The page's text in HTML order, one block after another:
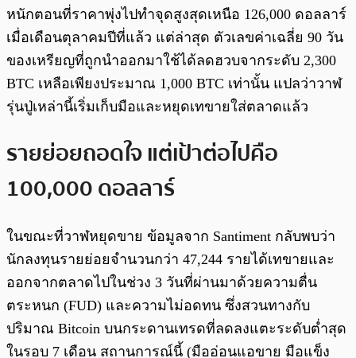
หนักตอนที่ราคาพุ่งไปทำจุดสูงสุดเหนือ 126,000 ดอลลาร์
เมื่อเดือนตุลาคมปีที่แล้ว แต่ล่าสุด ตัวเลขค่าเฉลี่ย 90 วัน
ของเหรียญที่ถูกนำออกมาใช้ได้ลดฮวบจากระดับ 2,300
BTC เหลือเพียงประมาณ 1,000 BTC เท่านั้น แปลว่าวาฬ
รุ่นปู่เหล่านี้เริ่มเก็บมือและหยุดเทขายใส่ตลาดแล้ว
รายย่อยถอดใจ แต่เป้าต่อไปคือ
100,000 ดอลลาร์
ในขณะที่วาฬหยุดขาย ข้อมูลจาก Santiment กลับพบว่า
นักลงทุนรายย่อยจำนวนกว่า 47,244 รายได้เทขายและ
ออกจากตลาดไปในช่วง 3 วันที่ผ่านมาด้วยความตื่น
ตระหนก (FUD) และความไม่อดทน ซึ่งสวนทางกับ
ปริมาณ Bitcoin บนกระดานเทรดที่ลดลงแตะระดับต่ำสุด
ในรอบ 7 เดือน สถานการณ์นี้ (มืออ่อนแอขาย มือแข็ง